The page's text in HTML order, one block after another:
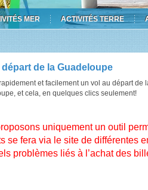
MER ACTIVITÉS TERRE
de la Guadeloupe
et facilement un vol au départ
et cela, en quelques clics seulement!
uniquement un outil
se fera via le site de différentes
problèmes liés à l’achat des